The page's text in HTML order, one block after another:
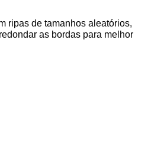
ripas de tamanhos aleatórios,
as bordas para melhor